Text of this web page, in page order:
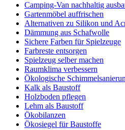
Camping-Van nachhaltig
Gartenmöbel auffrischen
Alternativen zu Silikon und
Dämmung aus Schafwolle
Sichere Farben für Spielzeuge
Farbreste entsorgen
Spielzeug selber machen
Raumklima verbessern
Ökologische
Kalk als Baustoff
Holzboden pflegen
Lehm als Baustoff
Ökobilanzen
Ökosiegel für Baustoffe